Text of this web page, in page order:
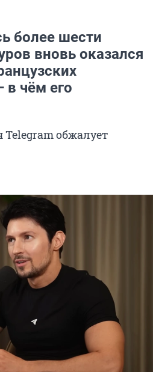
более шести
вновь оказался
в чём его
Telegram обжалует